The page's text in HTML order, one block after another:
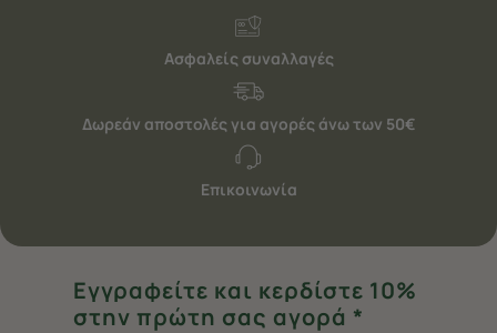
Ασφαλείς συναλλαγές
Δωρεάν αποστολές για αγορές άνω των 50€
Επικοινωνία
Εγγραφείτε και κερδίστε 10%
στην πρώτη σας αγορά *